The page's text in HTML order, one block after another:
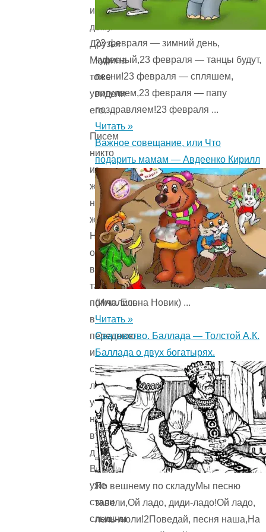
их
дому.
Друзья
Мафина
тоже
увидели
его.
Писем
никто
из
животных
не
ждал.
Но
они
всё-
таки
помчались
в
переднюю
и
с
любопытством
уставились
на
входную
дверь.
Вот
уже
стали
слышны
23 февраля — зимний день,
чудесный,23 февраля — танцы будут,
песни!23 февраля — спляшем,
погуляем,23 февраля — папу
поздравляем!23 февраля ...
Читать »
Важное совещание, или Что
подарить мамам — Авдеенко Кирилл
(Илл. Елена Новик) ...
Читать »
Сватовство. Баллада — Толстой А.К.
Баллада о двух богатырях.
По вешнему по складуМы песню
завели,Ой ладо, диди-ладо!Ой ладо,
лель-люли!2Поведай, песня наша,На